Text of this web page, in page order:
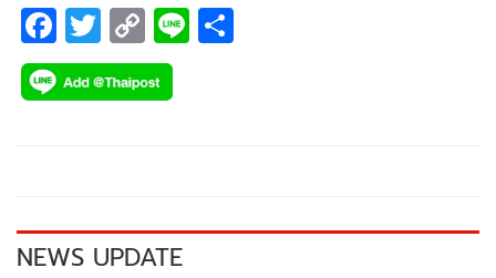
F
ac
e
k
T
wi
tt
C
o
p
k
Li
NEWS UPDATE